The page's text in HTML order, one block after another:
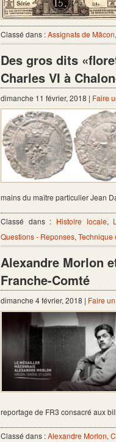
Classé dans :Assignats de Mâcon,
Des gros dits
Charles VI à
dimanche 11 février, 2018 | Faire
mains du maître particulier Jean
Classé dans : Histoire locale,
Questions - Reponses, Technique
Alexandre Morlon
Franche-Comté
dimanche 4 février, 2018 | Faire
reportage de FR3 consacré aux
Classé dans :Alexandre Morlon,